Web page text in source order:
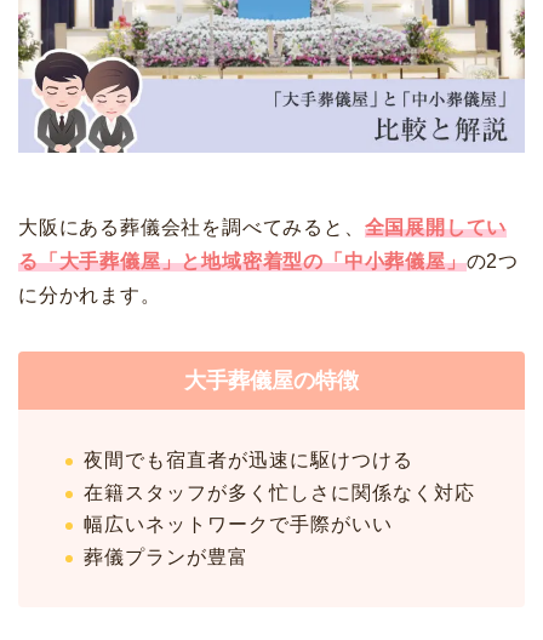
大阪にある葬儀会社を調べてみると、 全国展開してい
る「大手葬儀屋」と地域密着型の「中小葬儀屋」の2つ
に分かれます。
大手葬儀屋の特徴
夜間でも宿直者が迅速に駆けつける
在籍スタッフが多く忙しさに関係なく対応
幅広いネットワークで手際がいい
葬儀プランが豊富